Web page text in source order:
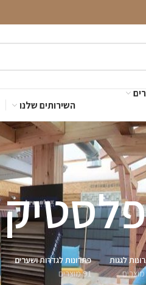
השירותים שלנו
לגגות
פתרונות לגדרות ושערים
91 מוצרים